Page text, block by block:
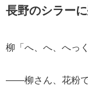
長野のシラー
柳「へ、へ、へっ
――柳さん、花粉